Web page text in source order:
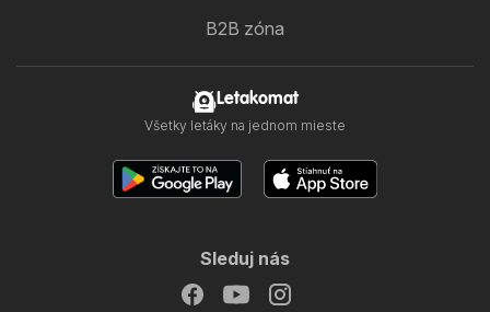
B2B zóna
Letakomat
Všetky letáky na jednom mieste
Sleduj nás